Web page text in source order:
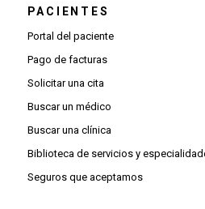
PACIENTES
Portal del paciente
Pago de facturas
Solicitar una cita
Buscar un médico
Buscar una clínica
Biblioteca de servicios y
Seguros que aceptamos